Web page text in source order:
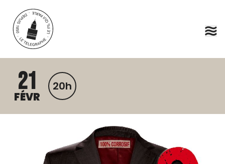
Aller au contenu principal
21
FÉVR
20h